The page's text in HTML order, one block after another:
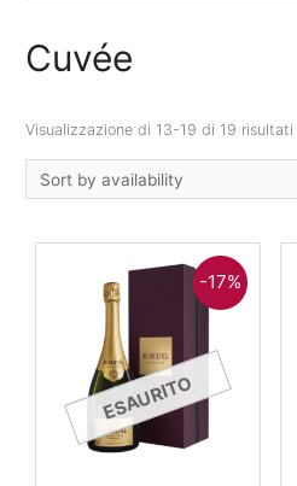
Cuvée
Visualizzazione di 13-19 di 19 risultati
-17%
ESAURITO